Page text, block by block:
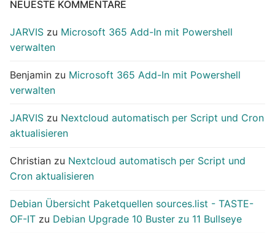
NEUESTE KOMMENTARE
JARVIS zu Microsoft 365 Add-In mit Powershell
verwalten
Benjamin zu Microsoft 365 Add-In mit Powershell
verwalten
JARVIS zu Nextcloud automatisch per Script und Cron
aktualisieren
Christian zu Nextcloud automatisch per Script und
Cron aktualisieren
Debian Übersicht Paketquellen sources.list - TASTE-
OF-IT zu Debian Upgrade 10 Buster zu 11 Bullseye